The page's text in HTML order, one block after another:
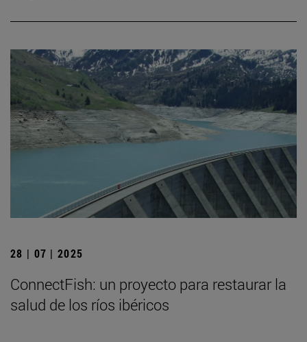
28 | 07 | 2025
ConnectFish: un proyecto para restaurar la
salud de los ríos ibéricos